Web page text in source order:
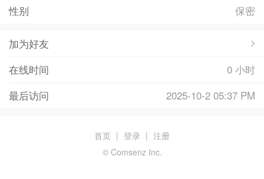
性别
保密
加为好友
在线时间
0 小时
最后访问
2025-10-2 05:37 PM
首页 | 登录 | 注册
© Comsenz Inc.